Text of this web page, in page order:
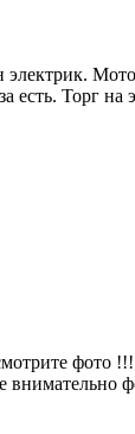
электрик.
есть. Торг на